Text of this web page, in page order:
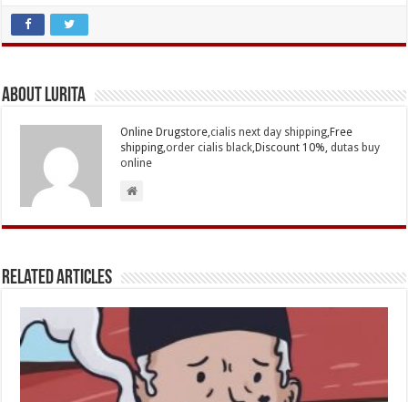
About Lurita
Online Drugstore,cialis next day shipping,Free
shipping,order cialis black,Discount 10%,dutas buy
online
Related Articles